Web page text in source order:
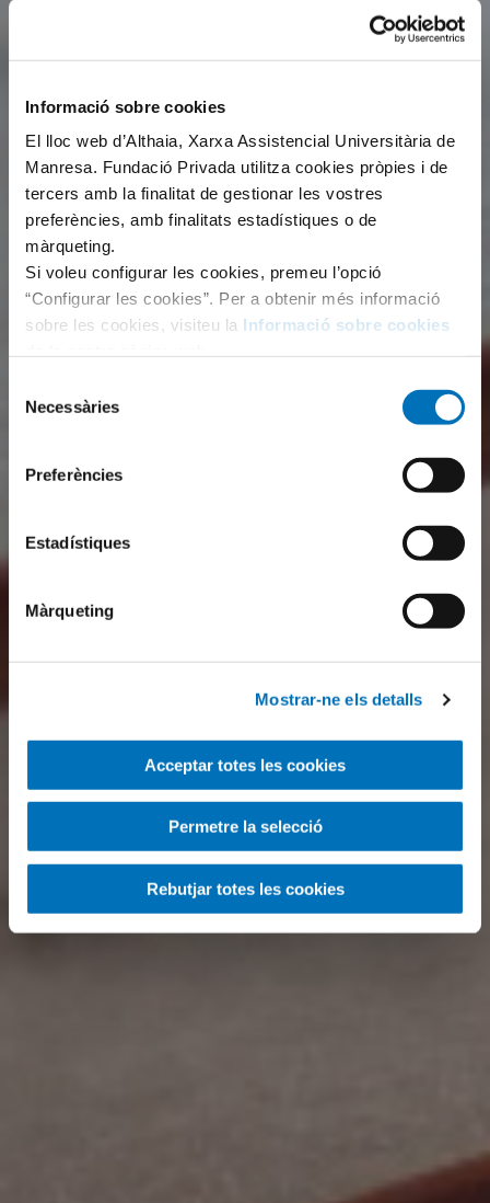
Informació sobre cookies
El lloc web d’Althaia, Xarxa Assistencial Universitària de
Manresa. Fundació Privada utilitza cookies pròpies i de
tercers amb la finalitat de gestionar les vostres
preferències, amb finalitats estadístiques o de
màrqueting.
Si voleu configurar les cookies, premeu l’opció
“Configurar les cookies”. Per a obtenir més informació
sobre les cookies, visiteu la Informació sobre cookies
Necessàries
Preferències
Estadístiques
Màrqueting
Mostrar-ne els detalls
Acceptar totes les cookies
Permetre la selecció
Rebutjar totes les cookies